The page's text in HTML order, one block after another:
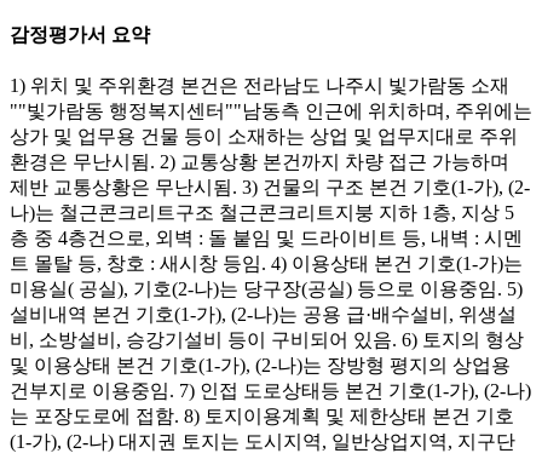
감정평가서 요약
1) 위치 및 주위환경 본건은 전라남도 나주시 빛가람동 소재
""빛가람동 행정복지센터""남동측 인근에 위치하며, 주위에는
상가 및 업무용 건물 등이 소재하는 상업 및 업무지대로 주위
환경은 무난시됨. 2) 교통상황 본건까지 차량 접근 가능하며
제반 교통상황은 무난시됨. 3) 건물의 구조 본건 기호(1-가), (2-
나)는 철근콘크리트구조 철근콘크리트지붕 지하 1층, 지상 5
층 중 4층건으로, 외벽 : 돌 붙임 및 드라이비트 등, 내벽 : 시멘
트 몰탈 등, 창호 : 새시창 등임. 4) 이용상태 본건 기호(1-가)는
미용실( 공실), 기호(2-나)는 당구장(공실) 등으로 이용중임. 5)
설비내역 본건 기호(1-가), (2-나)는 공용 급·배수설비, 위생설
비, 소방설비, 승강기설비 등이 구비되어 있음. 6) 토지의 형상
및 이용상태 본건 기호(1-가), (2-나)는 장방형 평지의 상업용
건부지로 이용중임. 7) 인접 도로상태등 본건 기호(1-가), (2-나)
는 포장도로에 접함. 8) 토지이용계획 및 제한상태 본건 기호
(1-가), (2-나) 대지권 토지는 도시지역, 일반상업지역, 지구단